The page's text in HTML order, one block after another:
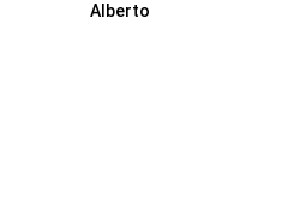
Alberto